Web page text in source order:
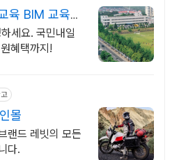
육 BIM 교육신
세요. 국민내일
혜택까지!
몰
랜드 레빗의 모든
다.